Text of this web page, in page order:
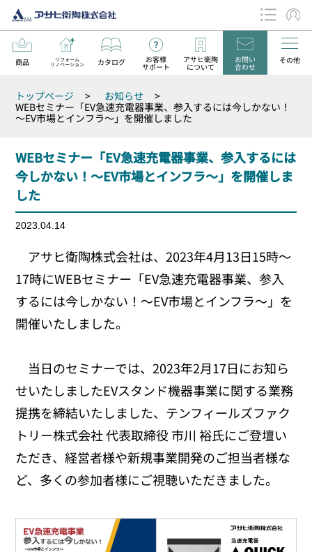
商品 リフォーム
リノベーション カタログ お客様
サポート
アサヒ衛陶
について
お問い
合わせ
その他
お知らせ
トップページ > お知らせ
>
WEBセミナー「EV急速充電器事業、参入するには今しかない！
～EV市場とインフラ～」を開催しました
WEBセミナー「EV急速充電器事業、参入するには
今しかない！～EV市場とインフラ～」を開催しま
した
2023.04.14
アサヒ衛陶株式会社は、2023年4月13日15時～
17時にWEBセミナー「EV急速充電器事業、参入
するには今しかない！～EV市場とインフラ～」を
開催いたしました。
当日のセミナーでは、2023年2月17日にお知ら
せいたしましたEVスタンド機器事業に関する業務
提携を締結いたしました、テンフィールズファク
トリー株式会社 代表取締役 市川 裕氏にご登壇い
ただき、経営者様や新規事業開発のご担当者様な
ど、多くの参加者様にご視聴いただきました。